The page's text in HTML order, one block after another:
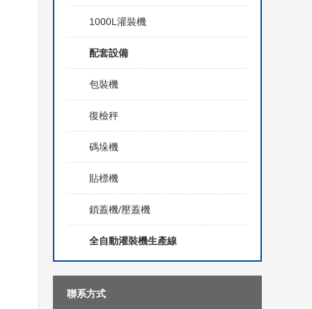
1000L灌裝機
配套設備
包裝機
復檢秤
碼垛機
貼標機
鎖蓋機/壓蓋機
全自動灌裝機生產線
聯系方式